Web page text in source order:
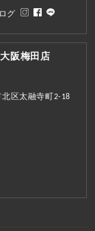
グ
阪梅田店
区太融寺町2-18